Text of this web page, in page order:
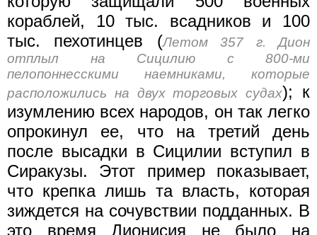
кораблей, 10 тыс. всадников и 100
тыс. пехотинцев (Летом 357 г. Дион
отплыл на Сицилию с 800-ми
пелопоннесскими наемниками, которые
расположились на двух торговых судах); к
изумлению всех народов, он так легко
опрокинул ее, что на третий день
после высадки в Сицилии вступил в
Сиракузы. Этот пример показывает,
что крепка лишь та власть, которая
зиждется на сочувствии подданных. В
это время Дионисия не было на